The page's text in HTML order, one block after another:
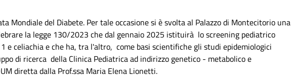
Mondiale del Diabete. Per tale occasione si è svolta al Palazzo di Montecitorio una
la legge 130/2023 che dal gennaio 2025 istituirà lo screening pediatrico
e celiachia e che ha, tra l'altro, come basi scientifiche gli studi epidemiologici
di ricerca della Clinica Pediatrica ad indirizzo genetico - metabolico e
diretta dalla Prof.ssa Maria Elena Lionetti.